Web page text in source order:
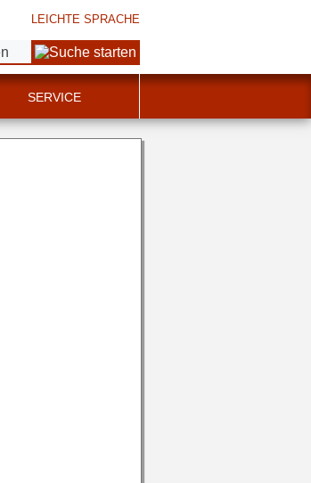
LEICHTE SPRACHE
SERVICE